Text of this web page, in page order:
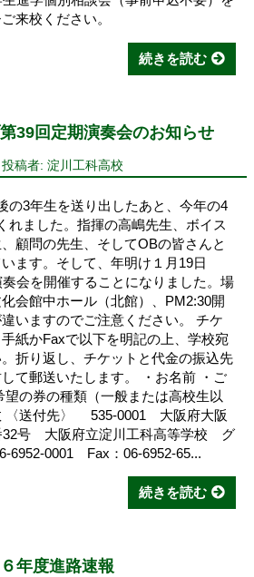
来校ください。
続きを読む
39回定期演奏会のお知らせ
投稿者: 淀川工科高校
の3年生を送り出したあと、今年の4
れました。指揮の高嶋先生、ボイス
顧問の先生、そしてOBの皆さんと
ます。そして、年明け１月19日
奏会を開催することになりました。場
会館中ホール（北館）、PM2:30開
いますのでご注意ください。 チケ
紙かFaxで以下を明記の上、学校宛
折り返し、チケットと代金の振込先
て郵送いたします。 ・お名前 ・ご
の券の種類（一般または高校生以
〈送付先〉 535-0001 大阪府大阪
32号 大阪府立淀川工科高等学校 グ
6952-0001 Fax：06-6952-65...
続きを読む
年度進路速報